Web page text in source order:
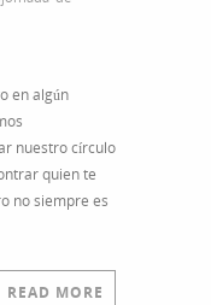
en algún
nuestro círculo
quien te
no siempre es
READ MORE